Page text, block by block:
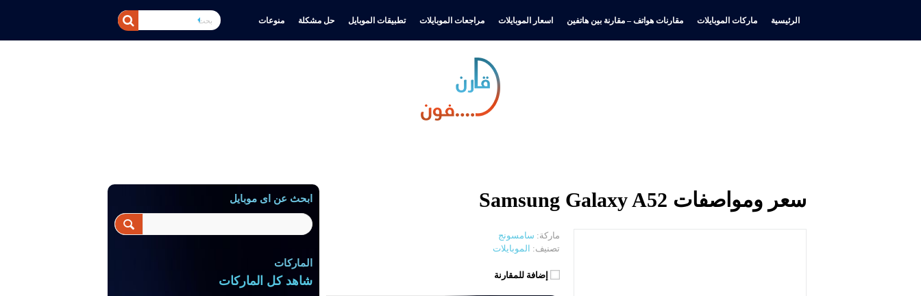
الرئيسية ماركات الموبايلات مقارنات هواتف – مقارنة بين هاتفين اسعار الموبايلات مراجعات الموبايلات تطبيقات الموبايل حل مشكلة منوعات
سعر ومواصفات Samsung Galaxy A52
ماركة: سامسونج
تصنيف: الموبايلات
إضافة للمقارنة
ابحث عن اى موبايل
الماركات
شاهد كل الماركات